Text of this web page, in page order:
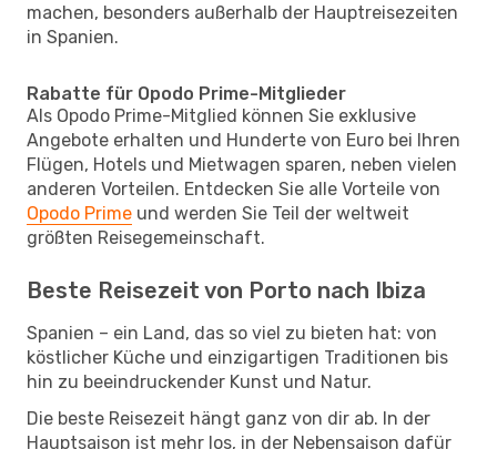
machen, besonders außerhalb der Hauptreisezeiten
in Spanien.
Rabatte für Opodo Prime-Mitglieder
Als Opodo Prime-Mitglied können Sie exklusive
Angebote erhalten und Hunderte von Euro bei Ihren
Flügen, Hotels und Mietwagen sparen, neben vielen
anderen Vorteilen. Entdecken Sie alle Vorteile von
Opodo Prime und werden Sie Teil der weltweit
größten Reisegemeinschaft.
Beste Reisezeit von Porto nach Ibiza
Spanien – ein Land, das so viel zu bieten hat: von
köstlicher Küche und einzigartigen Traditionen bis
hin zu beeindruckender Kunst und Natur.
Die beste Reisezeit hängt ganz von dir ab. In der
Hauptsaison ist mehr los, in der Nebensaison dafür